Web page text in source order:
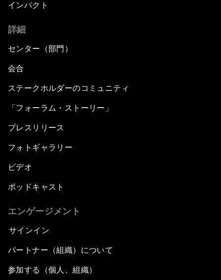
インパクト
詳細
センター（部門）
会合
ステークホルダーのコミュニティ
「フォーラム・ストーリー」
プレスリリース
フォトギャラリー
ビデオ
ポッドキャスト
エンゲージメント
サインイン
パートナー（組織）について
参加する（個人、組織）